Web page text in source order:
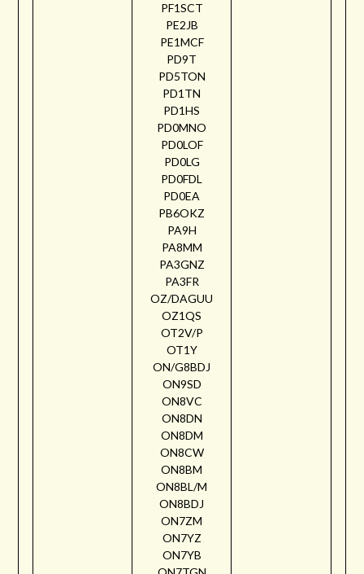
PF1SCT
PE2JB
PE1MCF
PD9T
PD5TON
PD1TN
PD1HS
PD0MNO
PD0LOF
PD0LG
PD0FDL
PD0EA
PB6OKZ
PA9H
PA8MM
PA3GNZ
PA3FR
OZ/DAGUU
OZ1QS
OT2V/P
OT1Y
ON/G8BDJ
ON9SD
ON8VC
ON8DN
ON8DM
ON8CW
ON8BM
ON8BL/M
ON8BDJ
ON7ZM
ON7YZ
ON7YB